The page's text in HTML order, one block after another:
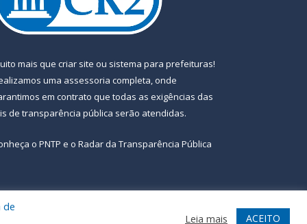
mais que criar site ou sistema para prefeituras!
uma assessoria completa, onde
em contrato que todas as exigências das
de transparência pública serão atendidas.
o PNTP e o Radar da Transparência Pública
Acessar Webmail
de
Leia mais ACEITO